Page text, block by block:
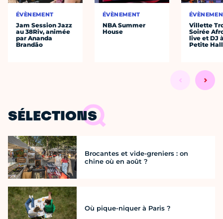
ÉVÈNEMENT
Jam Session Jazz
au 38Riv, animée
par Ananda
Brandão
ÉVÈNEMENT
NBA Summer
House
Villette
Soirée
live et DJ
Petite
SÉLECTIONS
Brocantes et vide-greniers : on
chine où en août ?
Où pique-niquer à Paris ?